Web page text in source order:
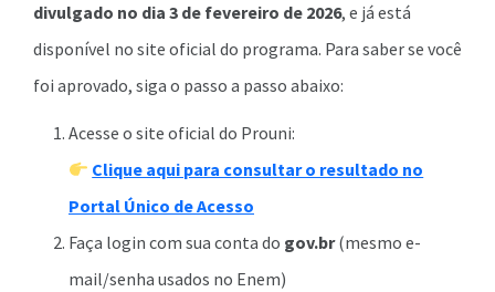
divulgado no dia 3 de fevereiro de 2026, e já está
disponível no site oficial do programa. Para saber se você
foi aprovado, siga o passo a passo abaixo:
Acesse o site oficial do Prouni:
Clique aqui para consultar o resultado no
Portal Único de Acesso
Faça login com sua conta do gov.br(mesmo e-
mail/senha usados no Enem)